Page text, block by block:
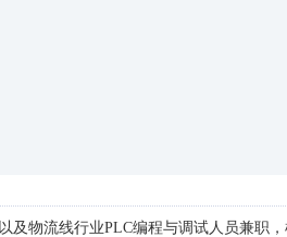
及物流线行业PLC编程与调试人员兼职